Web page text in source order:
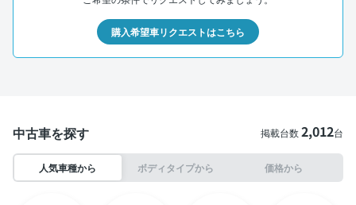
購入希望車リクエストはこちら
中古車を探す 掲載台数2,012台
人気車種から ボディタイプから 価格から